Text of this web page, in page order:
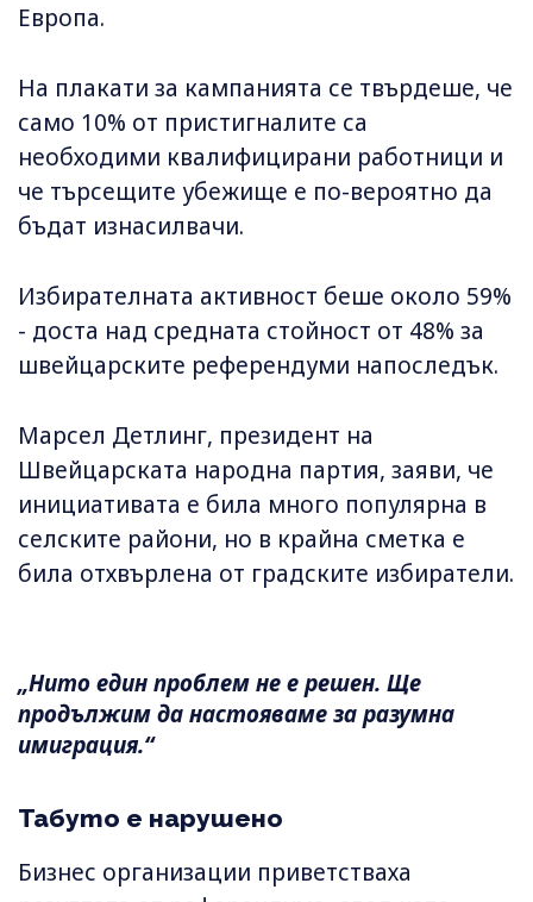
Европа.
На плакати за кампанията се твърдеше, че
само 10% от пристигналите са
необходими квалифицирани работници и
че търсещите убежище е по-вероятно да
бъдат изнасилвачи.
Избирателната активност беше около 59%
- доста над средната стойност от 48% за
швейцарските референдуми напоследък.
Марсел Детлинг, президент на
Швейцарската народна партия, заяви, че
инициативата е била много популярна в
селските райони, но в крайна сметка е
била отхвърлена от градските избиратели.
„Нито един проблем не е решен. Ще
продължим да настояваме за разумна
имиграция.“
Табуто е нарушено
Бизнес организации приветстваха